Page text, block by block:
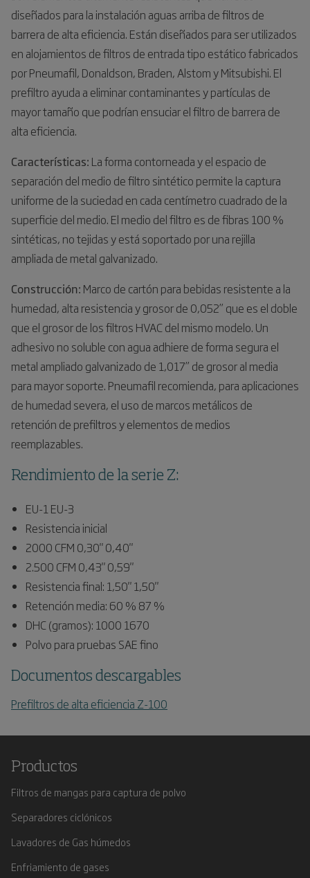
diseñados para la instalación aguas arriba de filtros de
barrera de alta eficiencia. Están diseñados para ser utilizados
en alojamientos de filtros de entrada tipo estático fabricados
por Pneumafil, Donaldson, Braden, Alstom y Mitsubishi. El
prefiltro ayuda a eliminar contaminantes y partículas de
mayor tamaño que podrían ensuciar el filtro de barrera de
alta eficiencia.
Características: La forma contorneada y el espacio de
separación del medio de filtro sintético permite la captura
uniforme de la suciedad en cada centímetro cuadrado de la
superficie del medio. El medio del filtro es de fibras 100 %
sintéticas, no tejidas y está soportado por una rejilla
ampliada de metal galvanizado.
Construcción: Marco de cartón para bebidas resistente a la
humedad, alta resistencia y grosor de 0,052” que es el doble
que el grosor de los filtros HVAC del mismo modelo. Un
adhesivo no soluble con agua adhiere de forma segura el
metal ampliado galvanizado de 1,017” de grosor al media
para mayor soporte. Pneumafil recomienda, para aplicaciones
de humedad severa, el uso de marcos metálicos de
retención de prefiltros y elementos de medios
reemplazables.
Rendimiento de la serie Z:
EU-1 EU-3
Resistencia inicial
2000 CFM 0,30" 0,40"
2.500 CFM 0,43" 0,59"
Resistencia final: 1,50" 1,50"
Retención media: 60 % 87 %
DHC (gramos): 1000 1670
Polvo para pruebas SAE fino
Documentos descargables
Prefiltros de alta eficiencia Z-100
Productos
Filtros de mangas para captura de polvo
Separadores ciclónicos
Lavadores de Gas húmedos
Enfriamiento de gases